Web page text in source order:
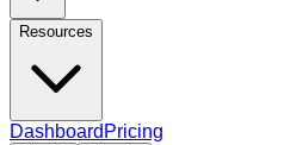
Resources
Dashboard Pricing